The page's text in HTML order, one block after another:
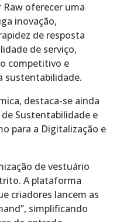
oferecer uma
inovação,
de resposta
de serviço,
competitivo e
sustentabilidade.
destaca-se ainda
Sustentabilidade e
para a Digitalização e
de vestuário
A plataforma
criadores lancem as
simplificando